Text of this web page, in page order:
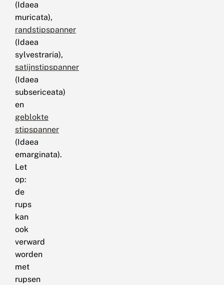
(Idaea
muricata),
randstipspanner
(Idaea
sylvestraria),
satijnstipspanner
(Idaea
subsericeata)
en
geblokte
stipspanner
(Idaea
emarginata).
Let
op:
de
rups
kan
ook
verward
worden
met
rupsen